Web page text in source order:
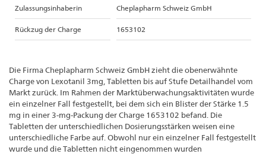
Zulassungsinhaberin Cheplapharm Schweiz GmbH
Rückzug der Charge 1653102
Die Firma Cheplapharm Schweiz GmbH zieht die obenerwähnte
Charge von Lexotanil 3mg, Tabletten bis auf Stufe Detailhandel vom
Markt zurück. Im Rahmen der Marktüberwachungsaktivitäten wurde
ein einzelner Fall festgestellt, bei dem sich ein Blister der Stärke 1.5
mg in einer 3-mg-Packung der Charge 1653102 befand. Die
Tabletten der unterschiedlichen Dosierungsstärken weisen eine
unterschiedliche Farbe auf. Obwohl nur ein einzelner Fall festgestellt
wurde und die Tabletten nicht eingenommen wurden